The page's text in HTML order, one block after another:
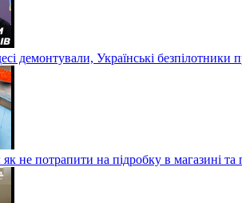
демонтували, Українські безпілотники
не потрапити на підробку в магазині та